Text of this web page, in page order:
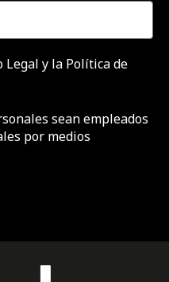
Legal y la Política de
sean empleados
por medios